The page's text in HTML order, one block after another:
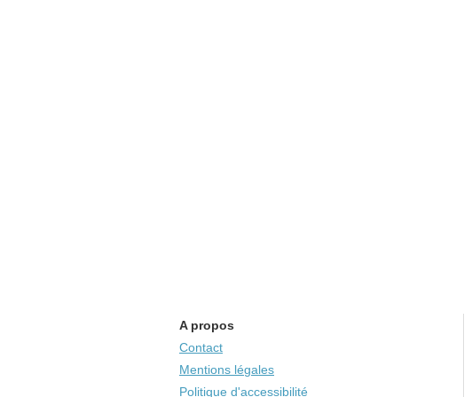
A propos
Contact
Mentions légales
Politique d'accessibilité